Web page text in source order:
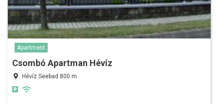
Apartment
Csombó Apartman Hévíz
Hévíz Seebad 800 m